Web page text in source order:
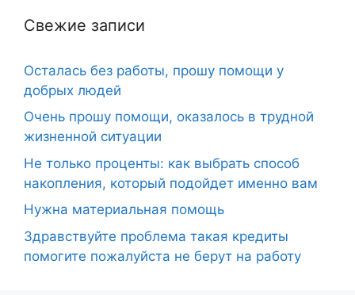
Свежие записи
Осталась без работы, прошу помощи у
добрых людей
Очень прошу помощи, оказалось в трудной
жизненной ситуации
Не только проценты: как выбрать способ
накопления, который подойдет именно вам
Нужна материальная помощь
Здравствуйте проблема такая кредиты
помогите пожалуйста не берут на работу